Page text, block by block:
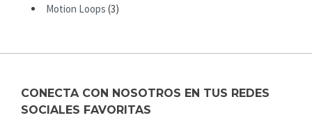
Motion Loops (3)
CONECTA CON NOSOTROS EN TUS REDES
SOCIALES FAVORITAS